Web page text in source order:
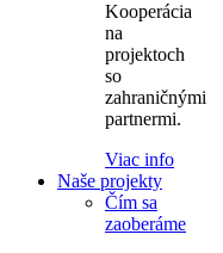
Kooperácia
na
projektoch
so
zahraničnými
partnermi.
Viac info
Naše projekty
Čím sa
zaoberáme